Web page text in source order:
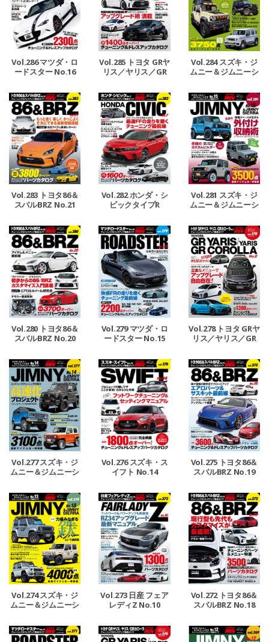
Vol.286 マツダ・ロ
ードスター No.16
Vol.285 トヨタ GRヤ
リス／ヤリス／GR
Vol.284 スズキ・ジ
ムニー＆ジムニーシ
ド No.16
Vol.283 トヨタ86＆
スバルBRZ No.21
Vol.282 ホンダ・シ
ビックタイプR
Vol.281 スズキ・ジ
ムニー＆ジムニーシ
Vol.280 トヨタ86＆
スバルBRZ No.20
Vol.279 マツダ・ロ
ードスター No.15
Vol.278 トヨタ GRヤ
リス／ヤリス／GR
Vol.277 スズキ・ジ
ムニー＆ジムニーシ
Vol.276 スズキ・ス
イフト No.14
Vol.275 トヨタ86＆
スバルBRZ No.19
Vol.274 スズキ・ジ
ムニー＆ジムニーシ
Vol.273 日産 フェア
レディZ No.10
Vol.272 トヨタ86＆
スバルBRZ No.18